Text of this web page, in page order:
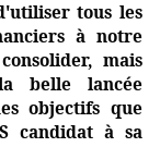
tous les
à notre
mais
belle lancée
objectifs que
candidat à sa